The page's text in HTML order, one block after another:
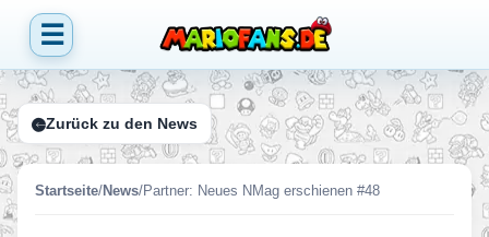
☰
Zurück zu den News
Startseite/News/Partner: Neues NMag erschienen #48